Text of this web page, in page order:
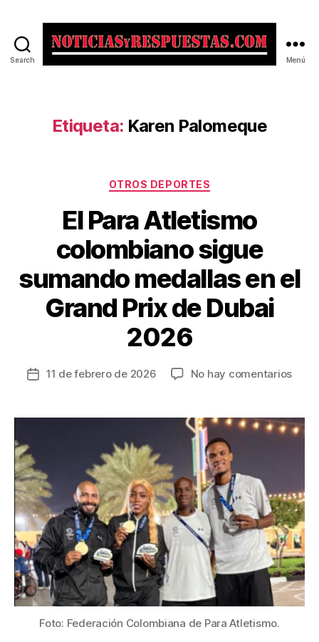
Search Menú
Etiqueta: Karen Palomeque
Categorías
OTROS DEPORTES
El Para Atletismo
colombiano sigue
sumando medallas en el
Grand Prix de Dubai
2026
Fecha
entrada
11 de febrero de 2026 No hay comentariosen
en
el
Prix
de
Dubai
2026
Foto: Federación Colombiana de Para Atletismo.